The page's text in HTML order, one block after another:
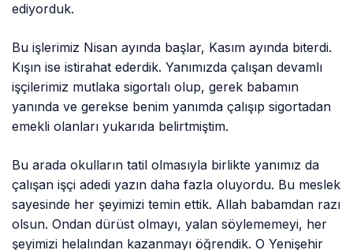
ediyorduk.
Bu işlerimiz Nisan ayında başlar, Kasım ayında biterdi.
Kışın ise istirahat ederdik. Yanımızda çalışan devamlı
işçilerimiz mutlaka sigortalı olup, gerek babamın
yanında ve gerekse benim yanımda çalışıp sigortadan
emekli olanları yukarıda belirtmiştim.
Bu arada okulların tatil olmasıyla birlikte yanımız da
çalışan işçi adedi yazın daha fazla oluyordu. Bu meslek
sayesinde her şeyimizi temin ettik. Allah babamdan razı
olsun. Ondan dürüst olmayı, yalan söylememeyi, her
şeyimizi helalından kazanmayı öğrendik. O Yenişehir